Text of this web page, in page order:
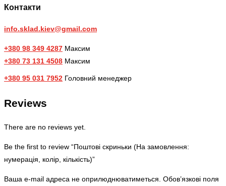
Контакти
info.sklad.kiev@gmail.com
+380 98 349 4287 Максим
+380 73 131 4508 Максим
+380 95 031 7952 Головний менеджер
Reviews
There are no reviews yet.
Be the first to review “Поштові скриньки (На замовлення:
нумерація, колір, кількість)”
Ваша e-mail адреса не оприлюднюватиметься. Обов’язкові поля